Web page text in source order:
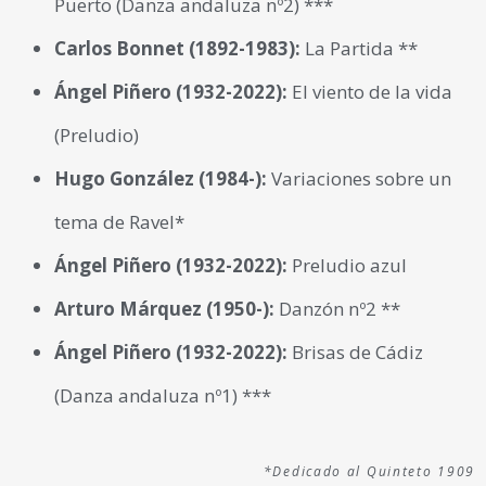
solista como camerística, abordan cada programa
interpretativa les permite enfrentarse a repertorios
que van desde la música contemporánea a las
notablemente a enriquecer el catálogo disponible
para conjuntos de guitarra.
Puerto (Danza andaluza nº2) ***
Carlos Bonnet (1892-1983): La Partida **
Ángel Piñero (1932-2022): El viento de la vida
(Preludio)
Hugo González (1984-): Variaciones sobre un
tema de Ravel*
Ángel Piñero (1932-2022): Preludio azul
Arturo Márquez (1950-): Danzón nº2 **
Ángel Piñero (1932-2022): Brisas de Cádiz
(Danza andaluza nº1) ***
*Dedicado al Quinteto 1909